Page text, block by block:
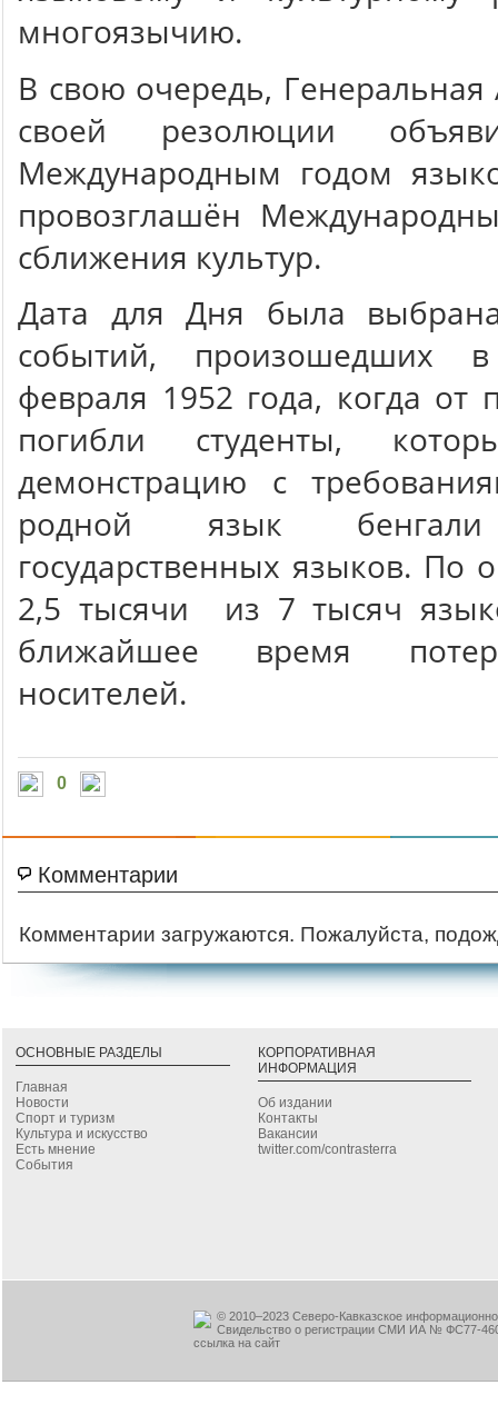
многоязычию.
В свою очередь,
своей резолюции
Международным годом
провозглашён
сближения культур.
Дата для Дня была
событий, произошедших
февраля 1952 года, когда от
погибли студенты,
демонстрацию с
родной язык
государственных языков.
2,5 тысячи из 7 тысяч
ближайшее время
носителей.
0
Комментарии
Комментарии загружаются. Пожалуйста,
ОСНОВНЫЕ РАЗДЕЛЫ
Главная
Новости
Спорт и туризм
Культура и искусство
Есть мнение
События
КОРПОРАТИВНАЯ
ИНФОРМАЦИЯ
Об издании
Контакты
Вакансии
twitter.com/contrasterra
© 2010–2023 Северо-Кавказское
Свидельство о регистрации СМИ ИА № ФС77-
ссылка на сайт